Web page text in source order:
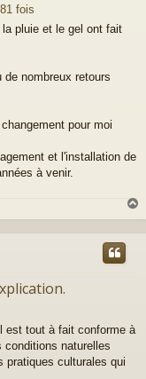
fois
pluie et le gel ont fait
nombreux retours
pour moi
et l'installation de
à venir.
a
est tout à fait conforme à
naturelles
pratiques culturales qui